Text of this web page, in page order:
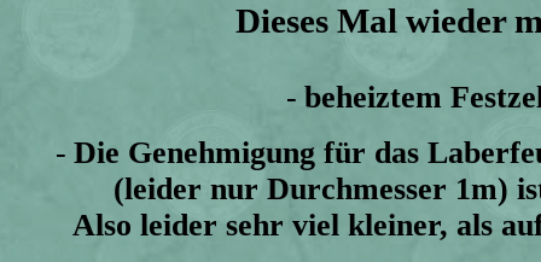
Dieses Mal wieder
- beheiztem
- Die Genehmigung für das
(leider nur Durchmesser 1m)
Also leider sehr viel kleiner, als